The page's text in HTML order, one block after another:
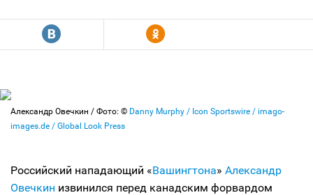
R Y
Александр Овечкин / Фото: © Danny Murphy / Icon Sportswire / imago-
images.de / Global Look Press
Российский нападающий «Вашингтона» Александр
Овечкин извинился перед канадским форвардом